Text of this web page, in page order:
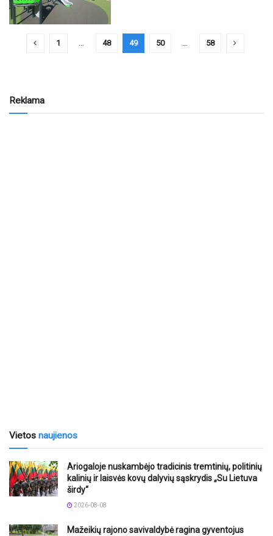
1 … 48 49 50 … 58
Reklama
Vietos naujienos
Ariogaloje nuskambėjo tradicinis tremtinių, politinių
kalinių ir laisvės kovų dalyvių sąskrydis „Su Lietuva
širdy“
2026-08-08
Mažeikių rajono savivaldybė ragina gyventojus